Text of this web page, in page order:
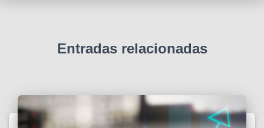
Entradas relacionadas